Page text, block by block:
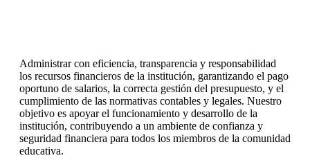
Administrar con eficiencia, transparencia y responsabilidad
los recursos financieros de la institución, garantizando el pago
oportuno de salarios, la correcta gestión del presupuesto, y el
cumplimiento de las normativas contables y legales. Nuestro
objetivo es apoyar el funcionamiento y desarrollo de la
institución, contribuyendo a un ambiente de confianza y
seguridad financiera para todos los miembros de la comunidad
educativa.